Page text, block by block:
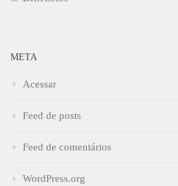
META
Acessar
Feed de posts
Feed de comentários
WordPress.org